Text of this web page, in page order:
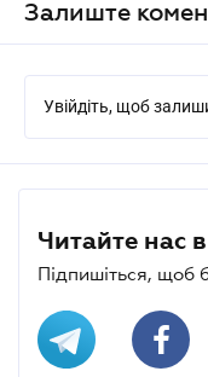
Залиште
Увійдіть, щоб
Читайте нас
Підпишіться, щоб